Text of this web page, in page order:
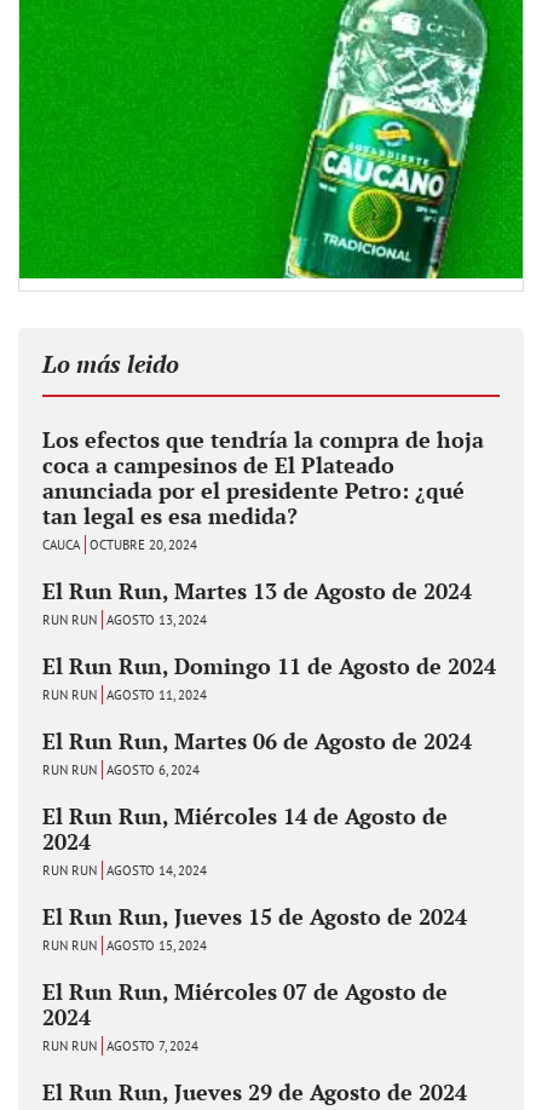
Lo más leido
Los efectos que tendría la compra de hoja
coca a campesinos de El Plateado
anunciada por el presidente Petro: ¿qué
tan legal es esa medida?
CAUCA OCTUBRE 20, 2024
El Run Run, Martes 13 de Agosto de 2024
RUN RUN AGOSTO 13, 2024
El Run Run, Domingo 11 de Agosto de 2024
RUN RUN AGOSTO 11, 2024
El Run Run, Martes 06 de Agosto de 2024
RUN RUN AGOSTO 6, 2024
El Run Run, Miércoles 14 de Agosto de
2024
RUN RUN AGOSTO 14, 2024
El Run Run, Jueves 15 de Agosto de 2024
RUN RUN AGOSTO 15, 2024
El Run Run, Miércoles 07 de Agosto de
2024
RUN RUN AGOSTO 7, 2024
El Run Run, Jueves 29 de Agosto de 2024